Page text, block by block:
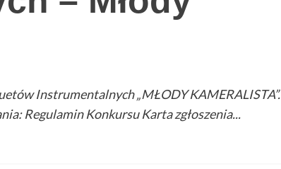
Instrumentalnych „MŁODY KAMERALISTA”.
Regulamin Konkursu Karta zgłoszenia...